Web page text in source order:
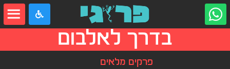
בדרך לאלבום
פרקים מלאים